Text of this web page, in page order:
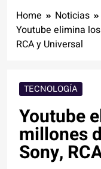
Home Noticias
Youtube elimina
RCA y Universal
TECNOLOGÍA
Youtube
millones
Sony,